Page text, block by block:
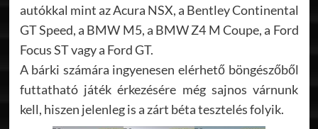
autókkal mint az Acura NSX, a Bentley Continental
GT Speed, a BMW M5, a BMW Z4 M Coupe, a Ford
Focus ST vagy a Ford GT.
A bárki számára ingyenesen elérhető böngészőből
futtatható játék érkezésére még sajnos várnunk
kell, hiszen jelenleg is a zárt béta tesztelés folyik.